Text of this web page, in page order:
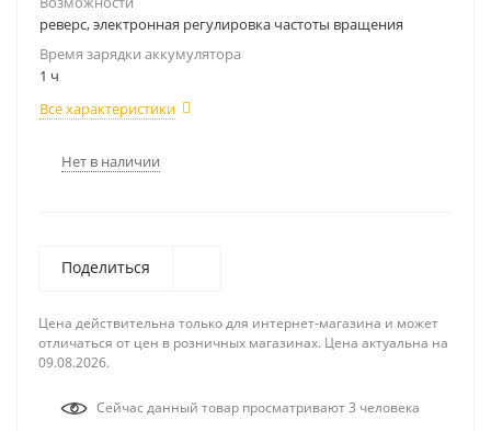
реверс, электронная регулировка частоты вращения
Время зарядки аккумулятора
1 ч
Все характеристики
Нет в наличии
Поделиться
Цена действительна только для интернет-магазина и может
отличаться от цен в розничных магазинах. Цена актуальна на
09.08.2026.
Сейчас данный товар просматривают 3 человека